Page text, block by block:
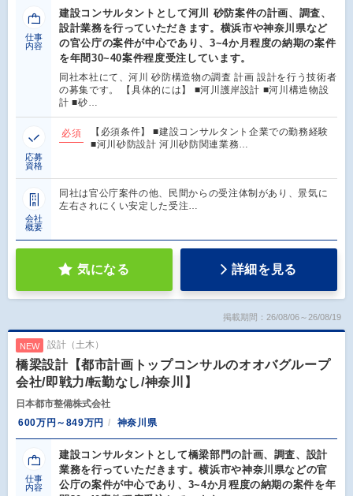
仕事
内容
建設コンサルタントとして河川 砂防案件の計画、調査、
設計業務を行っていただきます。横浜市や神奈川県など
の官公庁の案件が中心であり、3~4か月程度の納期の案件
を年間30~40案件程度受注しています。
同社本社にて、河川 砂防構造物の調査 計画 設計を行う技術者
の募集です。 【具体的には】 ■河川護岸設計 ■河川構造物設
計 ■砂…
応募
資格
必須
【必須条件】 ■建設コンサルタント企業での勤務経験
■河川砂防設計 河川砂防関連業務…
会社
概要
同社は官公庁案件の他、民間からの受注体制があり、景気に
左右されにくい安定した受注…
気になる 詳細を見る
掲載期間：26/08/06～26/08/19
NEW 設計（土木）
橋梁設計【都市計画トップコンサルのオオバグループ
会社/即戦力/転勤なし/神奈川】
日本都市整備株式会社
600万円～849万円
神奈川県
仕事
内容
建設コンサルタントとして橋梁部門の計画、調査、設計
業務を行っていただきます。横浜市や神奈川県などの官
公庁の案件が中心であり、3~4か月程度の納期の案件を年